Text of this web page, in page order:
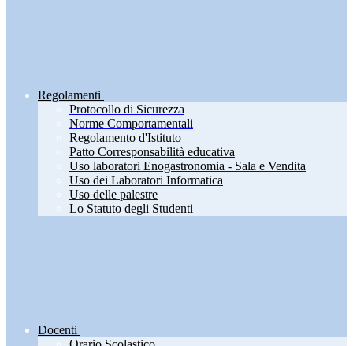
Regolamenti
Protocollo di Sicurezza
Norme Comportamentali
Regolamento d'Istituto
Patto Corresponsabilità educativa
Uso laboratori Enogastronomia - Sala e Vendita
Uso dei Laboratori Informatica
Uso delle palestre
Lo Statuto degli Studenti
Docenti